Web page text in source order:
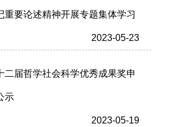
重要论述精神开展专题集体学习
2023-05-23
二届哲学社会科学优秀成果奖申
示
2023-05-19